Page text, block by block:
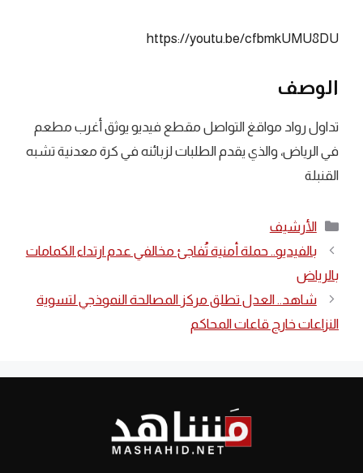
https://youtu.be/cfbmkUMU8DU
الوصف
تداول رواد مواقغ التواصل مقطع فيديو يوثق أغرب مطعم
في الرياض، والذي يقدم الطلبات لزبائنه في كرة معدنية تشبه
القنبلة
التصنيفات
الأرشيف
بالفيديو.. حملة أمنية تُفاجئ مخالفي عدم ارتداء الكمامات
بالرياض
شاهد.. العدل تطلق مركز المصالحة النموذجي لتسوية
النزاعات خارج قاعات المحاكم